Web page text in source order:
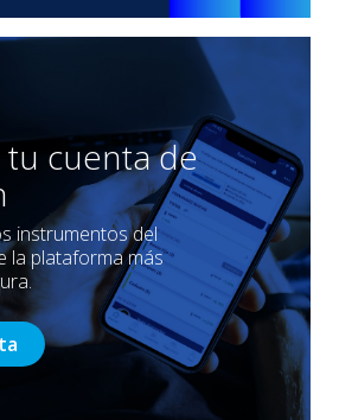
cuenta de
instrumentos del
la plataforma más